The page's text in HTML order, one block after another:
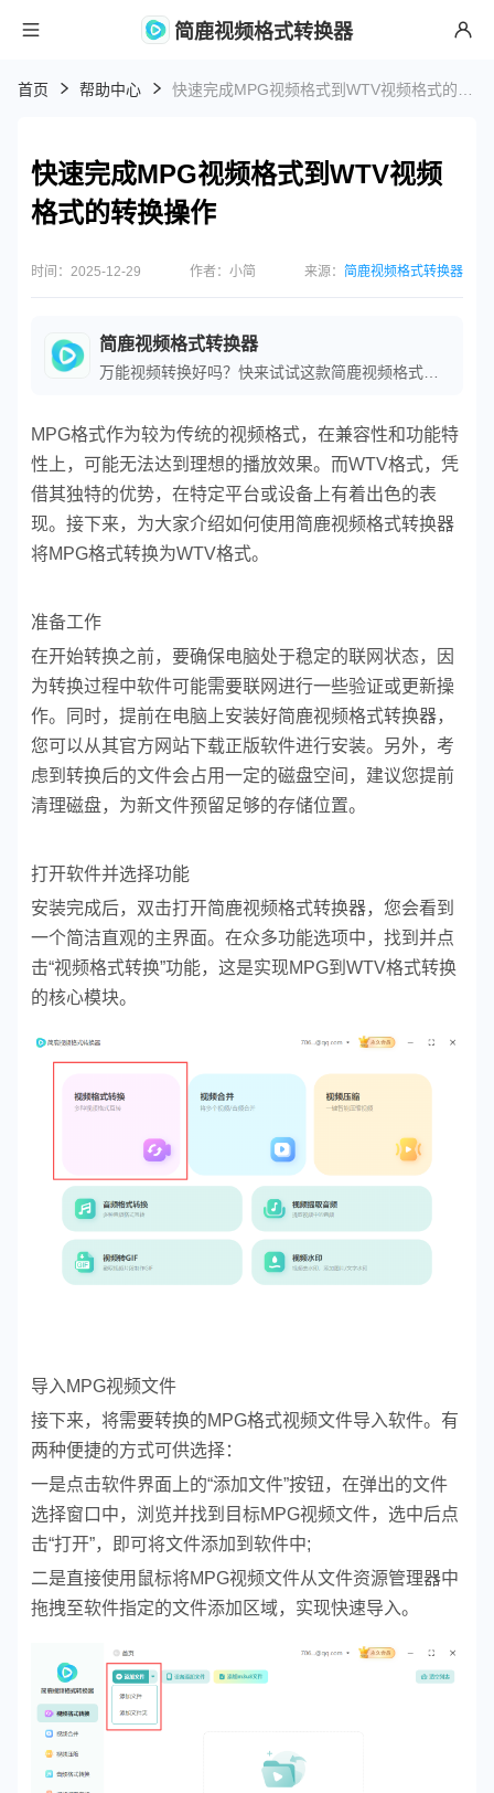
简鹿视频格式转换器
首页 帮助中心
快速完成MPG视频格式到WTV视频
格式的转换操作
时间：2025-12-29 作者：小简 来源： 简鹿视频格式转换器
简鹿视频格式转换器
MPG格式作为较为传统的视频格式，在兼容性和功能特
性上，可能无法达到理想的播放效果。而WTV格式，凭
借其独特的优势，在特定平台或设备上有着出色的表
现。接下来，为大家介绍如何使用简鹿视频格式转换器
将MPG格式转换为WTV格式。
准备工作
在开始转换之前，要确保电脑处于稳定的联网状态，因
为转换过程中软件可能需要联网进行一些验证或更新操
作。同时，提前在电脑上安装好简鹿视频格式转换器，
您可以从其官方网站下载正版软件进行安装。另外，考
虑到转换后的文件会占用一定的磁盘空间，建议您提前
清理磁盘，为新文件预留足够的存储位置。
打开软件并选择功能
安装完成后，双击打开简鹿视频格式转换器，您会看到
一个简洁直观的主界面。在众多功能选项中，找到并点
击“视频格式转换”功能，这是实现MPG到WTV格式转换
的核心模块。
导入MPG视频文件
接下来，将需要转换的MPG格式视频文件导入软件。有
两种便捷的方式可供选择：
一是点击软件界面上的“添加文件”按钮，在弹出的文件
选择窗口中，浏览并找到目标MPG视频文件，选中后点
击“打开”，即可将文件添加到软件中;
二是直接使用鼠标将MPG视频文件从文件资源管理器中
拖拽至软件指定的文件添加区域，实现快速导入。